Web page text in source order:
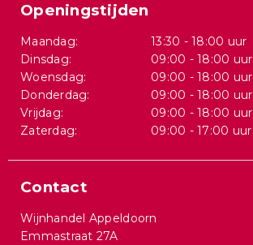
Openingstijden
Maandag:
13:30 - 18:00 uur
Dinsdag:
09:00 - 18:00 uur
Woensdag:
09:00 - 18:00 uur
Donderdag:
09:00 - 18:00 uur
Vrijdag:
09:00 - 18:00 uur
Zaterdag:
09:00 - 17:00 uur
Contact
Wijnhandel Appeldoorn
Emmastraat 27A